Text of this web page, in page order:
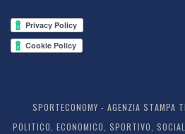
SPORTECONOMY - AGENZIA STAMPA
POLITICO, ECONOMICO, SPORTIVO,